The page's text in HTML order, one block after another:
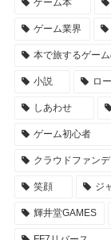
ゲーム本
ゲーム業界
本で旅するゲー
小説 ロ
しあわせ
ゲーム初心者
クラウドファン
笑顔 ジ
輝井堂GAMES